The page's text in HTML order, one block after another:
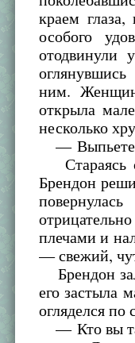
краем
особого
отодвинули
ним.
открыла
несколько
—
Стараясь
Брендон
плечами и
— свежий,
Брендон
его застыла
огляделся по
— Кто вы